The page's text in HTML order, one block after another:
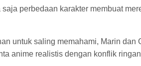
perbedaan karakter membuat
untuk saling memahami, Marin dan
anime realistis dengan konflik